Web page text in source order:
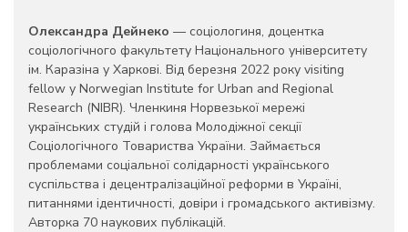
Олександра Дейнеко — соціологиня, доцентка
соціологічного факультету Національного університету
ім. Каразіна у Харкові. Від березня 2022 року visiting
fellow у Norwegian Institute for Urban and Regional
Research (NIBR). Членкиня Норвезької мережі
українських студій і голова Молодіжної секції
Соціологічного Товариства України. Займається
проблемами соціальної солідарності українського
суспільства і децентралізаційної реформи в Україні,
питаннями ідентичності, довіри і громадського активізму.
Авторка 70 наукових публікацій.